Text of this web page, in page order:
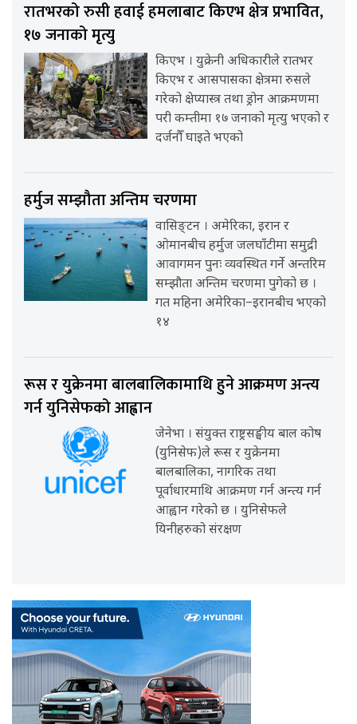
रातभरको रुसी हवाई हमलाबाट किएभ क्षेत्र प्रभावित,
१७ जनाको मृत्यु
किएभ । युक्रेनी अधिकारीले रातभर
किएभ र आसपासका क्षेत्रमा रुसले
गरेको क्षेप्यास्त्र तथा ड्रोन आक्रमणमा
परी कम्तीमा १७ जनाको मृत्यु भएको र
दर्जनौँ घाइते भएको
हर्मुज सम्झौता अन्तिम चरणमा
वासिङ्टन । अमेरिका, इरान र
ओमानबीच हर्मुज जलघाँटीमा समुद्री
आवागमन पुनः व्यवस्थित गर्ने अन्तरिम
सम्झौता अन्तिम चरणमा पुगेको छ ।
गत महिना अमेरिका–इरानबीच भएको
१४
रूस र युक्रेनमा बालबालिकामाथि हुने आक्रमण अन्त्य
गर्न युनिसेफको आह्वान
जेनेभा । संयुक्त राष्ट्रसङ्घीय बाल कोष
(युनिसेफ)ले रूस र युक्रेनमा
बालबालिका, नागरिक तथा
पूर्वाधारमाथि आक्रमण गर्न अन्त्य गर्न
आह्वान गरेको छ । युनिसेफले
यिनीहरुको संरक्षण